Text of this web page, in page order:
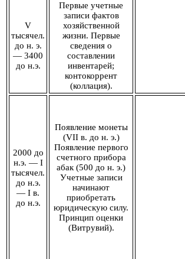
V
тысячел.
до н. э.
— 3400
до н.э.
Первые учетные
записи фактов
хозяйственной
жизни. Первые
сведения о
составлении
инвентарей;
контокоррент
(коллация).
2000 до
н.э. — I
тысячел.
до н.э.
— I в.
до н.э.
Появление монеты
(VII в. до н. э.)
Появление первого
счетного прибора
абак (500 до н. э.)
Учетные записи
начинают
приобретать
юридическую силу.
Принцип оценки
(Витрувий).